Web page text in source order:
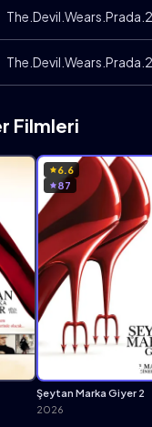
Filmleri
Buradasınız
6.6
87
Şeytan Marka Giyer 2
2026